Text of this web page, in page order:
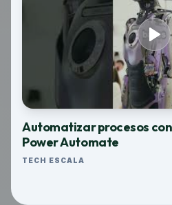
Automatizar procesos
Power Automate
TECH ESCALA